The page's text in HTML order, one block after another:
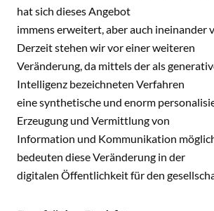
hat sich dieses Angebot
immens erweitert, aber auch ineinander
Derzeit stehen wir vor einer weiteren
Veränderung, da mittels der als
Intelligenz bezeichneten Verfahren
eine synthetische und enorm
Erzeugung und Vermittlung von
Information und Kommunikation
bedeuten diese Veränderung in der
digitalen Öffentlichkeit für den